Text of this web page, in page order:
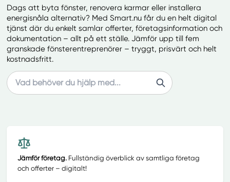
Dags att byta fönster, renovera karmar eller installera
energisnåla alternativ? Med Smart.nu får du en helt digital
tjänst där du enkelt samlar offerter, företagsinformation och
dokumentation – allt på ett ställe. Jämför upp till fem
granskade fönsterentreprenörer – tryggt, prisvärt och helt
kostnadsfritt.
Search
Jämför företag.Fullständig överblick av samtliga företag
och offerter – digitalt!